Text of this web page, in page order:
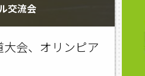
交流会
会、オリンピア